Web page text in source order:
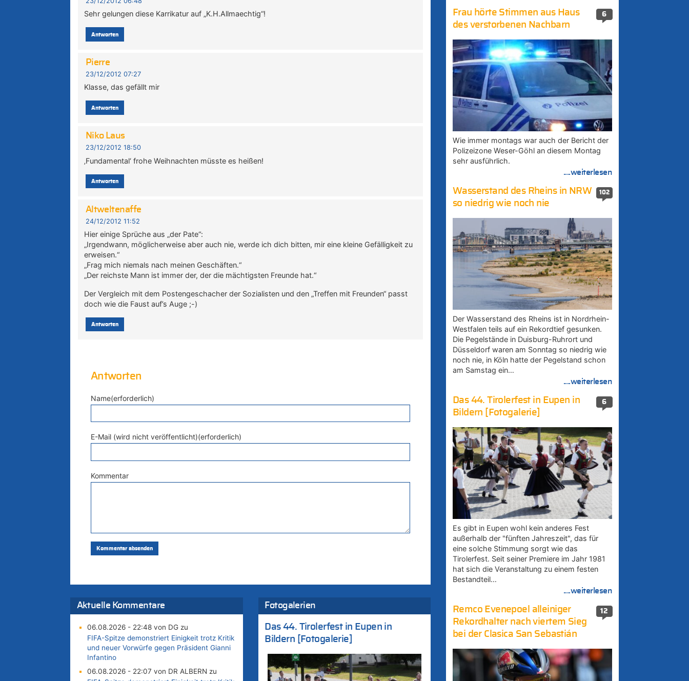
Sehr gelungen diese Karrikatur auf „K.H.Allmaechtig“!
Antworten
Pierre
23/12/2012 07:27
Klasse, das gefällt mir
Antworten
Niko Laus
23/12/2012 18:50
‚Fundamental‘ frohe Weihnachten müsste es heißen!
Antworten
Altweltenaffe
24/12/2012 11:52
Hier einige Sprüche aus „der Pate“:
„Irgendwann, möglicherweise aber auch nie, werde ich dich bitten, mir eine kleine Gefälligkeit zu
erweisen.“
„Frag mich niemals nach meinen Geschäften.“
„Der reichste Mann ist immer der, der die mächtigsten Freunde hat.“
Der Vergleich mit dem Postengeschacher der Sozialisten und den „Treffen mit Freunden“ passt
doch wie die Faust auf’s Auge ;-)
Antworten
Antworten
Name(erforderlich)
E-Mail (wird nicht veröffentlicht)(erforderlich)
Kommentar
Aktuelle Kommentare
06.08.2026 - 22:48 von DG zu
FIFA-Spitze demonstriert Einigkeit trotz Kritik
und neuer Vorwürfe gegen Präsident Gianni
Infantino
06.08.2026 - 22:07 von DR ALBERN zu
Fotogalerien
Das 44. Tirolerfest in Eupen in
Bildern [Fotogalerie]
6
Frau hörte Stimmen aus Haus
des verstorbenen Nachbarn
Wie immer montags war auch der Bericht der
Polizeizone Weser-Göhl an diesem Montag
sehr ausführlich.
....weiterlesen
102
Wasserstand des Rheins in NRW
so niedrig wie noch nie
Der Wasserstand des Rheins ist in Nordrhein-
Westfalen teils auf ein Rekordtief gesunken.
Die Pegelstände in Duisburg-Ruhrort und
Düsseldorf waren am Sonntag so niedrig wie
noch nie, in Köln hatte der Pegelstand schon
am Samstag ein…
....weiterlesen
6
Das 44. Tirolerfest in Eupen in
Bildern [Fotogalerie]
Es gibt in Eupen wohl kein anderes Fest
außerhalb der "fünften Jahreszeit", das für
eine solche Stimmung sorgt wie das
Tirolerfest. Seit seiner Premiere im Jahr 1981
hat sich die Veranstaltung zu einem festen
Bestandteil…
....weiterlesen
12
Remco Evenepoel alleiniger
Rekordhalter nach viertem Sieg
bei der Clasica San Sebastián